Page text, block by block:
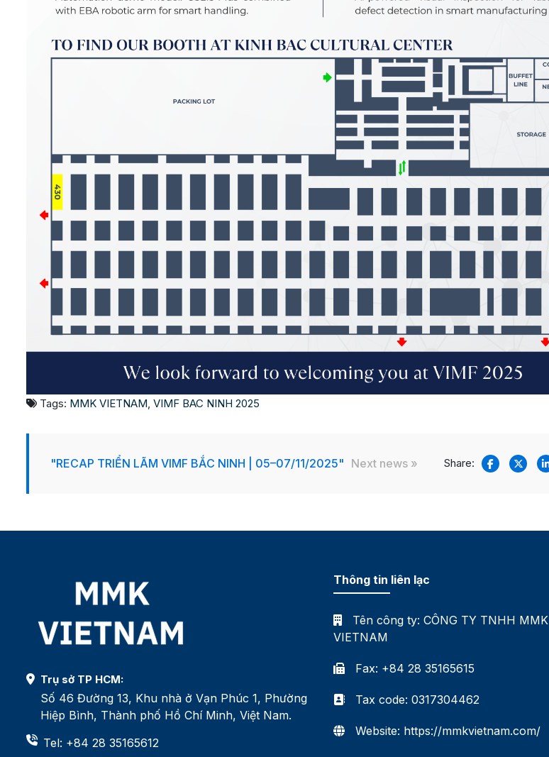
Tags: MMK VIETNAM, VIMF BAC NINH 2025
"RECAP TRIỂN LÃM VIMF BẮC NINH | 05–07/11/2025" Next news » Share:
Trụ sở TP HCM:
Số 46 Đường 13, Khu nhà ở Vạn Phúc 1, Phường
Hiệp Bình, Thành phố Hồ Chí Minh, Việt Nam.
Tel: +84 28 35165612
Thông tin liên lạc
Tên công ty:CÔNG TY TNHH MMK
VIETNAM
Fax: +84 28 35165615
Tax code: 0317304462
Website: https://mmkvietnam.com/